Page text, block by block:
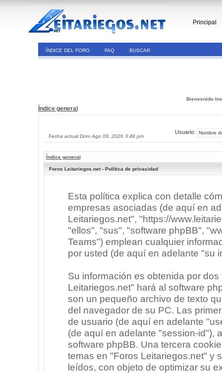
Principal
ÍNDICE DEL FORO FAQ BUSCAR
Bienvenido
Índice general
Fecha actual Dom Ago 09, 2026 3:48 pm
Usuario:
Índice general
Foros Leitariegos.net - Política de privacidad
Esta política explica con detalle
empresas asociadas (de aquí en
Leitariegos.net", "https://
"ellos", "sus", "software phpBB",
Teams") emplean cualquier
por usted (de aquí en adelante "su
Su información es obtenida por
Leitariegos.net" hará al software
son un pequeño archivo de texto
del navegador de su PC. Las
de usuario (de aquí en adelante
(de aquí en adelante "session-id"),
software phpBB. Una tercera
temas en "Foros Leitariegos.net" y
leídos, con objeto de optimizar su